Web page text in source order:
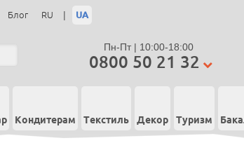
Блог RU | UA
Пн-Пт | 10:00-18:00
0800 50 21 32
Кондитерам Текстиль Декор Туризм